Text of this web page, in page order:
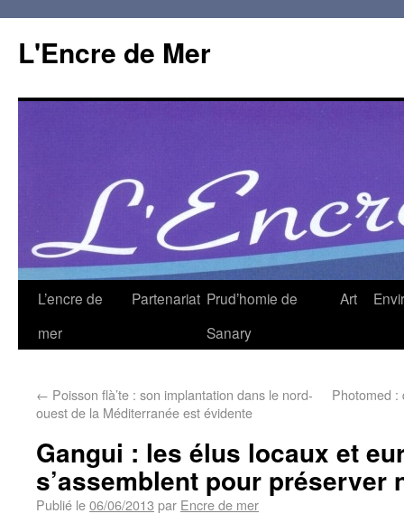
L'Encre de Mer
L’encre de
mer
Partenariat Prud’homie de
Sanary
Art
← Poisson flà’te : son implantation dans le nord-
ouest de la Méditerranée est évidente
Photomed
Gangui : les élus locaux et
s’assemblent pour préserver
Publié le06/06/2013 par Encre de mer